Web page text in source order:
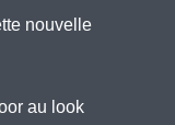
nouvelle
au look